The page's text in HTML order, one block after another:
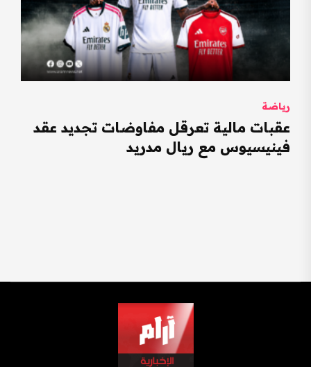
رياضة
عقبات مالية تعرقل مفاوضات تجديد عقد
فينيسيوس مع ريال مدريد